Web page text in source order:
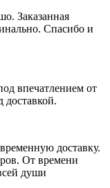
Заказанная
Спасибо и
впечатлением от
доставкой.
доставку.
От времени
души